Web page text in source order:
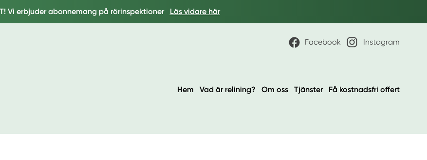
Vi erbjuder abonnemang på rörinspektioner Läs vidare här
Facebook Instagram
Hem Vad är relining? Om oss Tjänster Få kostnadsfri offert